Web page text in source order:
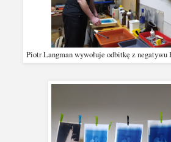
Piotr Langman wywołuje odbitkę z negatywu